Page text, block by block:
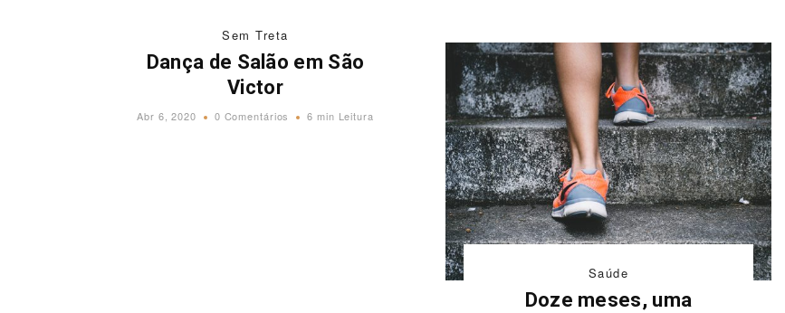
Sem Treta
Dança de Salão em São
Victor
Abr 6, 2020 0 Comentários 6 min Leitura
Saúde
Doze meses, uma